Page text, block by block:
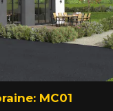
MC01